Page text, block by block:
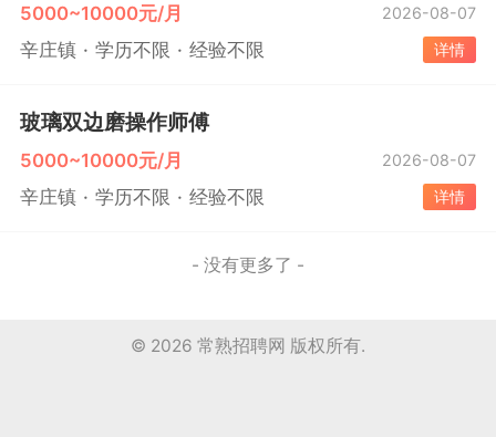
5000~10000元/月 2026-08-07
辛庄镇 学历不限 经验不限 详情
玻璃双边磨操作师傅
5000~10000元/月 2026-08-07
辛庄镇 学历不限 经验不限 详情
- 没有更多了 -
© 2026 常熟招聘网 版权所有.